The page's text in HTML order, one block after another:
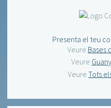
Presenta el teu
Veure Bases
Veure
Veure Tots